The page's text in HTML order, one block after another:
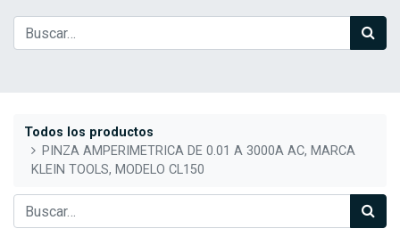
Todos los productos
PINZA AMPERIMETRICA DE 0.01 A 3000A AC, MARCA
KLEIN TOOLS, MODELO CL150